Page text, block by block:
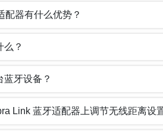
配器有什么优势？
么？
牙设备？
Link 蓝牙适配器上调节无线距离设